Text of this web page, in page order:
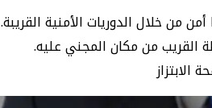
من خلال الدوريات الأمنية القريبة.
القريب من مكان المجني عليه.
الابتزاز